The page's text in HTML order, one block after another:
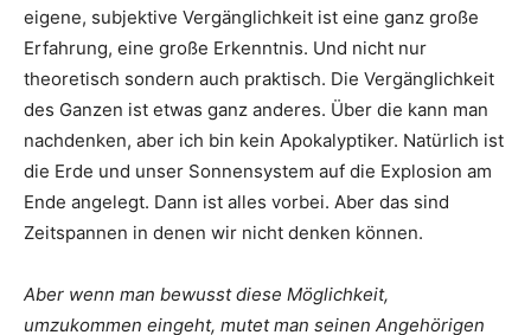
eigene, subjektive Vergänglichkeit ist eine ganz große
Erfahrung, eine große Erkenntnis. Und nicht nur
theoretisch sondern auch praktisch. Die Vergänglichkeit
des Ganzen ist etwas ganz anderes. Über die kann man
nachdenken, aber ich bin kein Apokalyptiker. Natürlich ist
die Erde und unser Sonnensystem auf die Explosion am
Ende angelegt. Dann ist alles vorbei. Aber das sind
Zeitspannen in denen wir nicht denken können.
Aber wenn man bewusst diese Möglichkeit,
umzukommen eingeht, mutet man seinen Angehörigen